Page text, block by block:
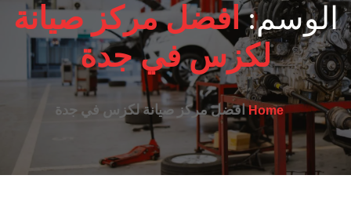
الوسم:افضل مركز صيانة
لكزس في جدة
Homeافضل مركز صيانة لكزس في جدة